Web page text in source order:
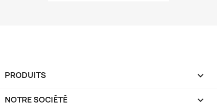
PRODUITS 
NOTRE SOCIÉTÉ 